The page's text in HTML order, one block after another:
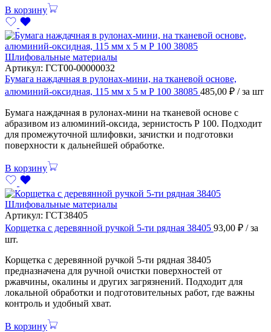
В корзину
Шлифовальные материалы
Артикул: ГСТ00-00000032
Бумага наждачная в рулонах-мини, на тканевой основе,
алюминий-оксидная, 115 мм х 5 м Р 100 38085 485,00 ₽ / за шт
Бумага наждачная в рулонах-мини на тканевой основе с
абразивом из алюминий-оксида, зернистость Р 100. Подходит
для промежуточной шлифовки, зачистки и подготовки
поверхности к дальнейшей обработке.
В корзину
Шлифовальные материалы
Артикул: ГСТ38405
Корщетка с деревянной ручкой 5-ти рядная 38405 93,00 ₽ / за
шт.
Корщетка с деревянной ручкой 5-ти рядная 38405
предназначена для ручной очистки поверхностей от
ржавчины, окалины и других загрязнений. Подходит для
локальной обработки и подготовительных работ, где важны
контроль и удобный хват.
В корзину